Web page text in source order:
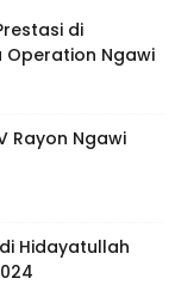
di
Operation Ngawi
Rayon Ngawi
Hidayatullah